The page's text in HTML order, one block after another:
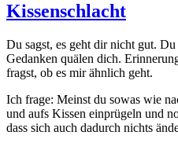
Kissenschlacht
Du sagst, es geht dir nicht gut.
Gedanken quälen dich.
fragst, ob es mir ähnlich geht.
Ich frage: Meinst du sowas wie
und aufs Kissen einprügeln und
dass sich auch dadurch nichts